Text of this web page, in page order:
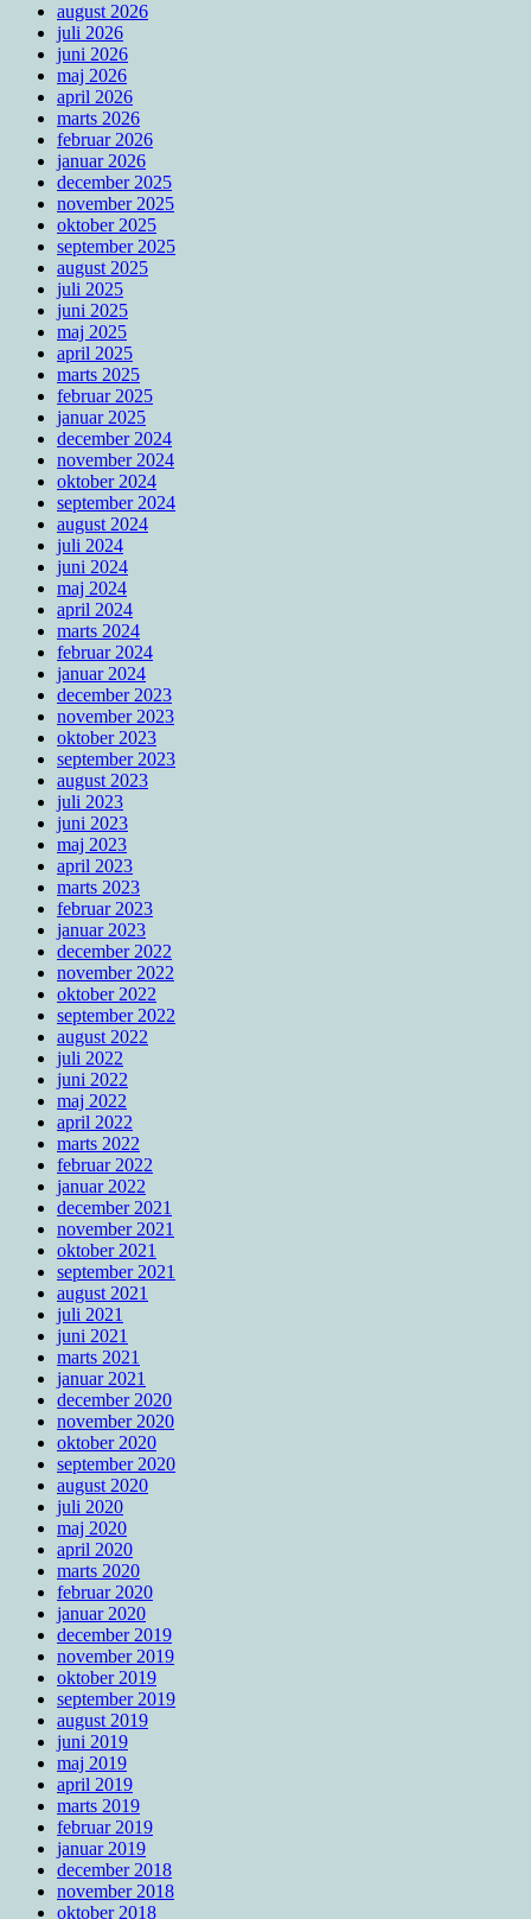
august 2026
juli 2026
juni 2026
maj 2026
april 2026
marts 2026
februar 2026
januar 2026
december 2025
november 2025
oktober 2025
september 2025
august 2025
juli 2025
juni 2025
maj 2025
april 2025
marts 2025
februar 2025
januar 2025
december 2024
november 2024
oktober 2024
september 2024
august 2024
juli 2024
juni 2024
maj 2024
april 2024
marts 2024
februar 2024
januar 2024
december 2023
november 2023
oktober 2023
september 2023
august 2023
juli 2023
juni 2023
maj 2023
april 2023
marts 2023
februar 2023
januar 2023
december 2022
november 2022
oktober 2022
september 2022
august 2022
juli 2022
juni 2022
maj 2022
april 2022
marts 2022
februar 2022
januar 2022
december 2021
november 2021
oktober 2021
september 2021
august 2021
juli 2021
juni 2021
marts 2021
januar 2021
december 2020
november 2020
oktober 2020
september 2020
august 2020
juli 2020
maj 2020
april 2020
marts 2020
februar 2020
januar 2020
december 2019
november 2019
oktober 2019
september 2019
august 2019
juni 2019
maj 2019
april 2019
marts 2019
februar 2019
januar 2019
december 2018
november 2018
oktober 2018